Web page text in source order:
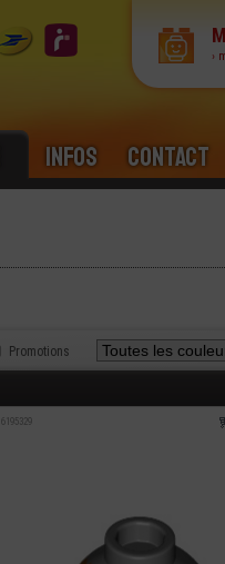
›
Infos Contact
Promotions